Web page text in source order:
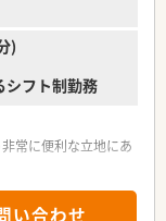
)
シフト制勤務
常に便利な立地にあ
です。
い合わせ